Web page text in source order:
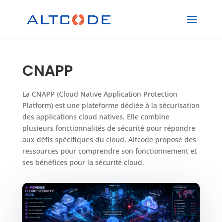
CNAPP
La CNAPP (Cloud Native Application Protection
Platform) est une plateforme dédiée à la sécurisation
des applications cloud natives. Elle combine
plusieurs fonctionnalités de sécurité pour répondre
aux défis spécifiques du cloud. Altcode propose des
ressources pour comprendre son fonctionnement et
ses bénéfices pour la sécurité cloud.